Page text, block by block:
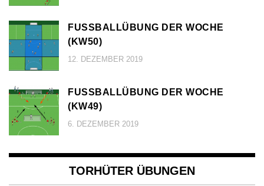
FUSSBALLÜBUNG DER WOCHE (
KW50)
12. DEZEMBER 2019
FUSSBALLÜBUNG DER WOCHE (
KW49)
6. DEZEMBER 2019
TORHÜTER ÜBUNGEN